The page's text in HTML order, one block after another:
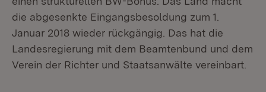
die abgesenkte Eingangsbesoldung zum 1.
Januar 2018 wieder rückgängig. Das hat die
Landesregierung mit dem Beamtenbund und dem
Verein der Richter und Staatsanwälte vereinbart.